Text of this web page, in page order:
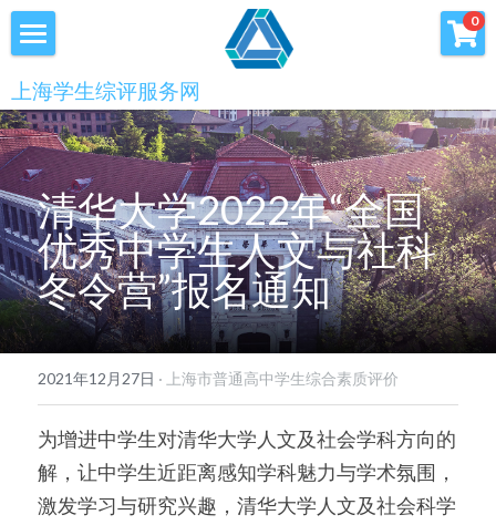
上海学生综评服务网
0
初中综评
高中综评
上海中高考
服务中心
学术提升
科创书店
心理咨询
美国高中NRCA
会员服务
新闻消息
联系我们
清华大学2022年“全国
优秀中学生人文与社科
冬令营”报名通知
2021年12月27日 · 上海市普通高中学生综合素质评价
为增进中学生对清华大学人文及社会学科方向的
解，让中学生近距离感知学科魅力与学术氛围，
激发学习与研究兴趣，清华大学人文及社会科学
×
商品分类
优沃家教
青少年科创书店